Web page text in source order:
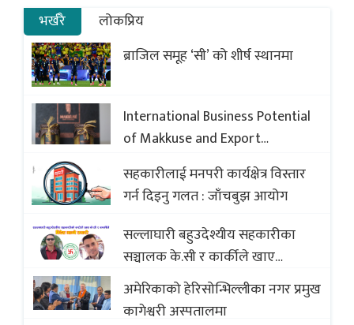
भर्खरै
लोकप्रिय
ब्राजिल समूह ‘सी’ को शीर्ष स्थानमा
International Business Potential
of Makkuse and Export
Opportunities of Nepali Sweets
with Global Comparison to
Baklava
सहकारीलाई मनपरी कार्यक्षेत्र विस्तार
गर्न दिइनु गलत : जाँचबुझ आयोग
सल्लाघारी बहुउदेश्यीय सहकारीका
सञ्चालक के.सी र कार्कीले खाए
सदस्यको करोडौं बचत
अमेरिकाको हेरिसोन्भिल्लीका नगर प्रमुख
कागेश्वरी अस्पतालमा